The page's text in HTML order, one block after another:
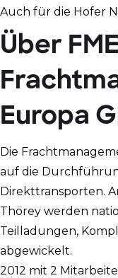
Auch für die Hofer
Über FME
Europa
Die
auf die
Direkttransporten.
Thörey werden
Teilladungen,
abgewickelt.
2012 mit 2